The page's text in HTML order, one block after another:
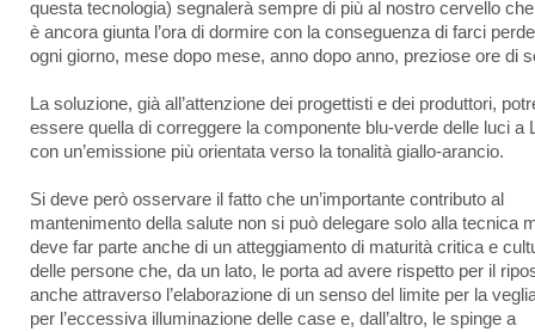
questa tecnologia) segnalerà sempre di più al nostro cervello
è ancora giunta l’ora di dormire con la conseguenza di farci
ogni giorno, mese dopo mese, anno dopo anno, preziose ore di
La soluzione, già all’attenzione dei progettisti e dei produttori,
essere quella di correggere la componente blu-verde delle luci a
con un’emissione più orientata verso la tonalità giallo-arancio.
Si deve però osservare il fatto che un’importante contributo al
mantenimento della salute non si può delegare solo alla tecnica
deve far parte anche di un atteggiamento di maturità critica e
delle persone che, da un lato, le porta ad avere rispetto per il
anche attraverso l’elaborazione di un senso del limite per la
per l’eccessiva illuminazione delle case e, dall’altro, le spinge a